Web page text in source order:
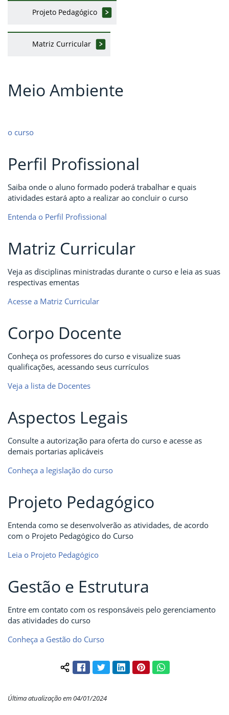
Projeto Pedagógico
Matriz Curricular
Meio Ambiente
o curso
Perfil Profissional
Saiba onde o aluno formado poderá trabalhar e quais
atividades estará apto a realizar ao concluir o curso
Entenda o Perfil Profissional
Matriz Curricular
Veja as disciplinas ministradas durante o curso e leia as suas
respectivas ementas
Acesse a Matriz Curricular
Corpo Docente
Conheça os professores do curso e visualize suas
qualificações, acessando seus currículos
Veja a lista de Docentes
Aspectos Legais
Consulte a autorização para oferta do curso e acesse as
demais portarias aplicáveis
Conheça a legislação do curso
Projeto Pedagógico
Entenda como se desenvolverão as atividades, de acordo
com o Projeto Pedagógico do Curso
Leia o Projeto Pedagógico
Gestão e Estrutura
Entre em contato com os responsáveis pelo gerenciamento
das atividades do curso
Conheça a Gestão do Curso
Compartilhar conteúdo:
FacebookTwitterLinkedInPinterestWhatsApp
Última atualização em 04/01/2024